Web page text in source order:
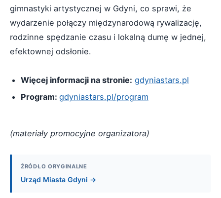
gimnastyki artystycznej w Gdyni, co sprawi, że
wydarzenie połączy międzynarodową rywalizację,
rodzinne spędzanie czasu i lokalną dumę w jednej,
efektownej odsłonie.
Więcej informacji na stronie: gdyniastars.pl
Program: gdyniastars.pl/program
(materiały promocyjne organizatora)
ŹRÓDŁO ORYGINALNE
Urząd Miasta Gdyni →